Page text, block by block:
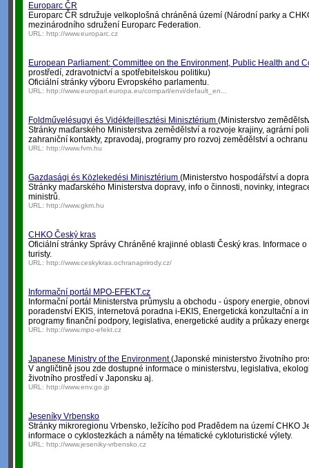
Europarc ČR
Europarc ČR sdružuje velkoplošná chráněná území (Národní parky a
mezinárodního sdružení Europarc Federation.
URL: http://www.europarc.cz
European Parliament: Committee on the Environment, Public Health and
prostředí, zdravotnictví a spotřebitelskou politiku)
Oficiální stránky výboru Evropského parlamentu.
URL: http://www.europarl.europa.eu/comparl/envi/default_en...
Foldművelésugyi és Vidékfejllesztési Minisztérium (Ministerstvo
Stránky maďarského Ministerstva zemědělství a rozvoje krajiny, agrární
zahraniční kontakty, zpravodaj, programy pro rozvoj zemědělství a ochranu
URL: http://www.fvm.hu
Gazdasági és Közlekedési Minisztérium (Ministerstvo hospodářství a
Stránky maďarského Ministerstva dopravy, info o činnosti, novinky,
ministrů.
URL: http://www.gkm.hu
CHKO Český kras
Oficiální stránky Správy Chráněné krajinné oblasti Český kras. Informace
turisty.
URL: http://www.ceskykras.ochranaprirody.cz/
Informační portál MPO-EFEKT.cz
Informační portál Ministerstva průmyslu a obchodu - úspory energie,
poradenství EKIS, internetová poradna i-EKIS, Energetická konzultační a
programy finanční podpory, legislativa, energetické audity a průkazy
URL: http://www.mpo-efekt.cz
Japanese Ministry of the Environment(Japonské ministerstvo životního
V angličtině jsou zde dostupné informace o ministerstvu, legislativa,
životního prostředí v Japonsku aj.
URL: http://www.env.go.jp
Jeseníky Vrbensko
Stránky mikroregionu Vrbensko, ležícího pod Pradědem na území CHKO
informace o cyklostezkách a náměty na tématické cykloturistické výlety.
URL: http://www.jeseniky-vrbensko.cz